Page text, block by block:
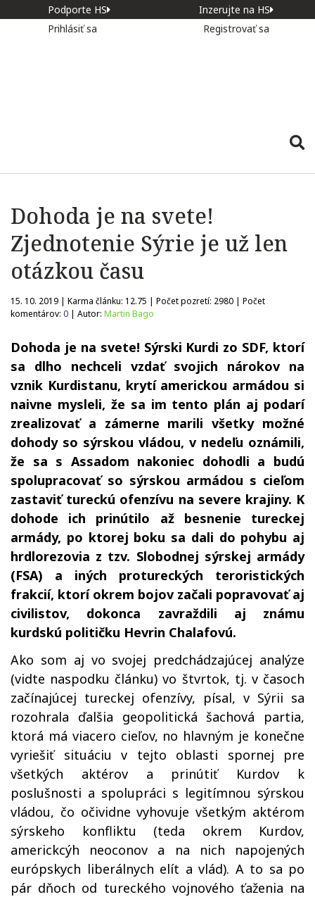
Podporte HS
Inzerujte na HS
Prihlásiť sa
Registrovať sa
Dohoda je na svete!
Zjednotenie Sýrie je už len
otázkou času
15. 10. 2019 | Karma článku: 12.75 | Počet pozretí: 2980 | Počet
komentárov: 0 | Autor: Martin Bago
Dohoda je na svete! Sýrski Kurdi zo SDF, ktorí
sa dlho nechceli vzdať svojich nárokov na
vznik Kurdistanu, krytí americkou armádou si
naivne mysleli, že sa im tento plán aj podarí
zrealizovať a zámerne marili všetky možné
dohody so sýrskou vládou, v nedeľu oznámili,
že sa s Assadom nakoniec dohodli a budú
spolupracovať so sýrskou armádou s cieľom
zastaviť tureckú ofenzívu na severe krajiny. K
dohode ich prinútilo až besnenie tureckej
armády, po ktorej boku sa dali do pohybu aj
hrdlorezovia z tzv. Slobodnej sýrskej armády
(FSA) a iných protureckých teroristických
frakcií, ktorí okrem bojov začali popravovať aj
civilistov, dokonca zavraždili aj známu
kurdskú političku Hevrin Chalafovú.
Ako som aj vo svojej predchádzajúcej analýze
(vidte naspodku článku) vo štvrtok, tj. v časoch
začínajúcej tureckej ofenzívy, písal, v Sýrii sa
rozohrala ďalšia geopolitická šachová partia,
ktorá má viacero cieľov, no hlavným je konečne
vyriešiť situáciu v tejto oblasti spornej pre
všetkých aktérov a prinútiť Kurdov k
poslušnosti a spolupráci s legitímnou sýrskou
vládou, čo očividne vyhovuje všetkým aktérom
sýrskeho konfliktu (teda okrem Kurdov,
americkcýh neoconov a na nich napojených
európskych liberálnych elít a vlád). A to sa po
pár dňoch od tureckého vojnového ťaženia na